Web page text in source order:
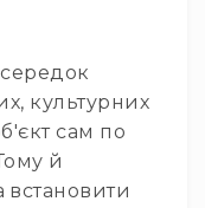
культурних
сам по
й
встановити